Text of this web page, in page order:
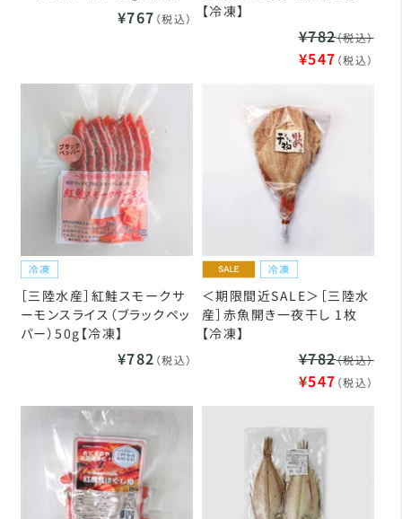
¥767 （税込）
【冷凍】
¥782（税込）
¥547 （税込）
［三陸水産］紅鮭スモークサ
ーモンスライス（ブラックペッ
パー）50g【冷凍】
¥782 （税込）
＜期限間近SALE＞［三陸水
産］赤魚開き一夜干し 1枚
【冷凍】
¥782（税込）
¥547 （税込）